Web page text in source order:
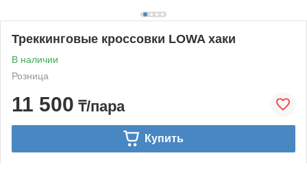
Треккинговые кроссовки LOWA хаки
В наличии
Розница
11 500 ₸/пара
Купить